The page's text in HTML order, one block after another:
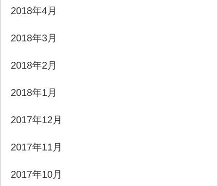
2018年4月
2018年3月
2018年2月
2018年1月
2017年12月
2017年11月
2017年10月